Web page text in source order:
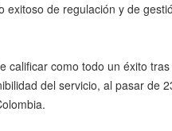
exitoso de regulación y de
calificar como todo un éxito
del servicio, al pasar de